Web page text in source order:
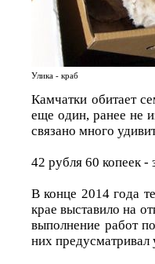
Улика - краб
Камчатки обитает
еще один, ранее не
связано много
42 рубля 60 копеек -
В конце 2014 года
крае выставило на
выполнение работ
них